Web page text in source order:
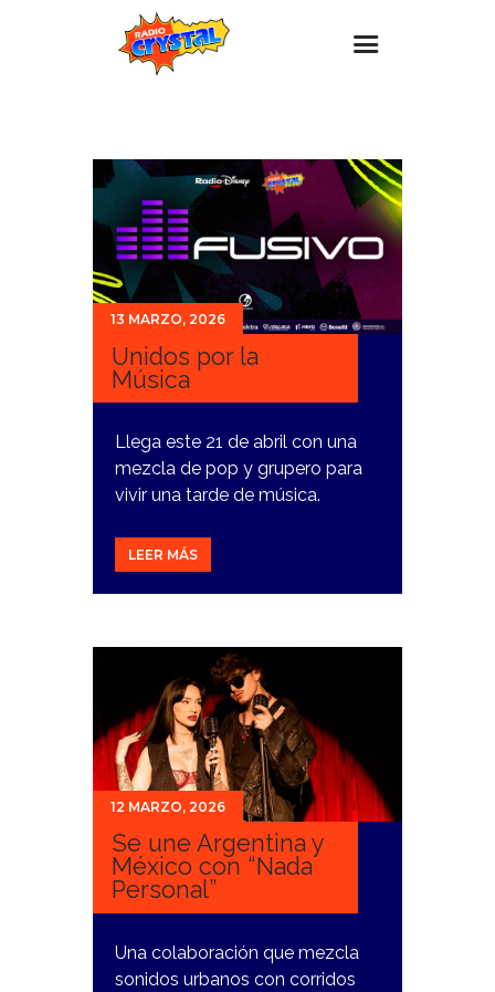
Estaciones
Eventos
Promociones
Noticias
Para ti
Contacto
13 MARZO, 2026
Unidos por la
Música
Llega este 21 de abril con una
mezcla de pop y grupero para
vivir una tarde de música.
LEER MÁS
12 MARZO, 2026
Se une Argentina y
México con “Nada
Personal”
Una colaboración que mezcla
sonidos urbanos con corridos